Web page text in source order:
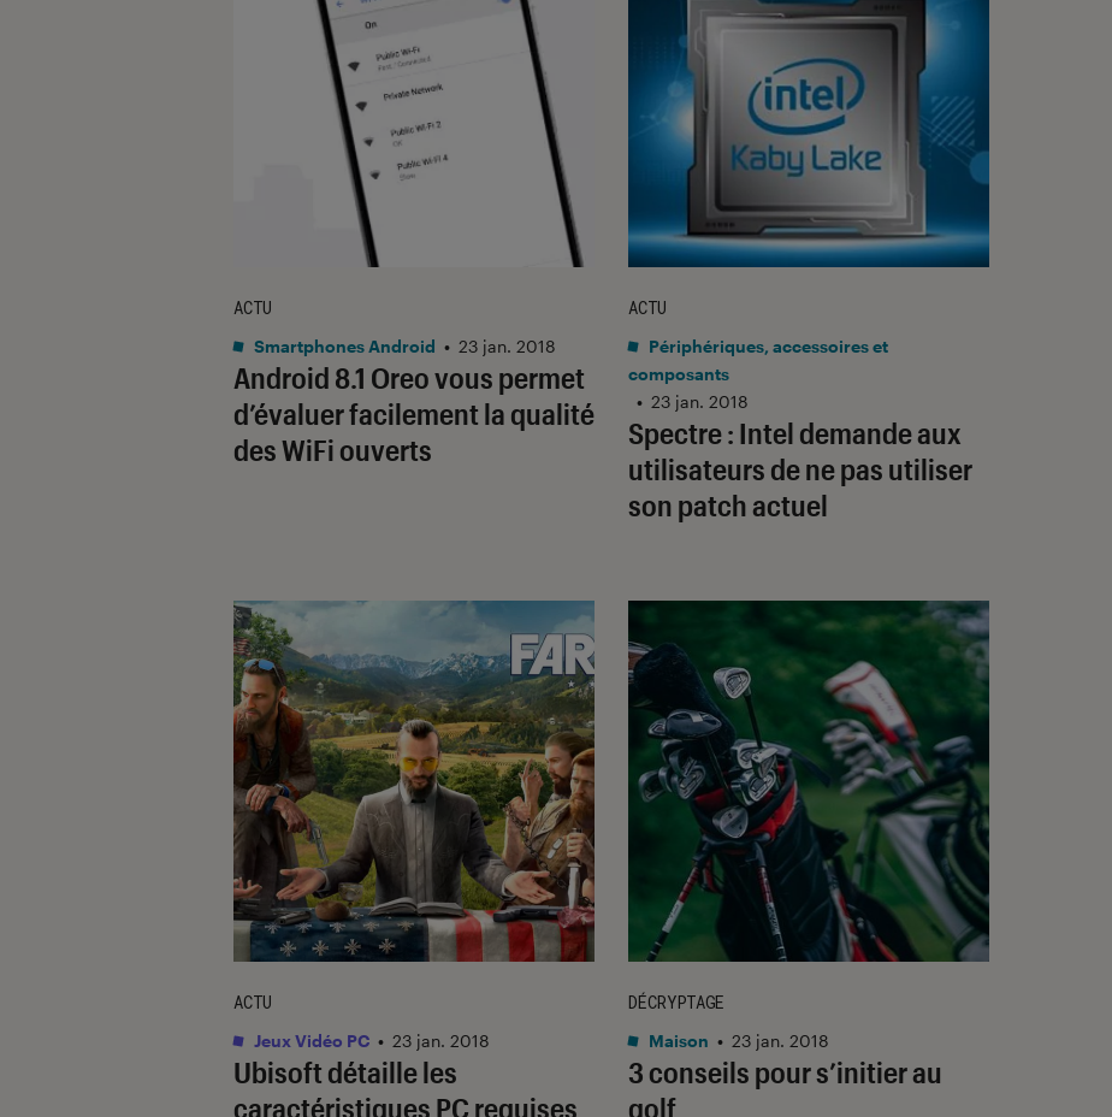
Android 8.1 Oreo vous permet
d’évaluer facilement la qualité
des WiFi ouverts
ACTU
Smartphones Android • 23 jan. 2018
Spectre : Intel demande aux
utilisateurs de ne pas utiliser
son patch actuel
ACTU
Périphériques, accessoires et
composants
• 23 jan. 2018
Ubisoft détaille les
caractéristiques PC requises
ACTU
Jeux Vidéo PC • 23 jan. 2018
3 conseils pour s’initier au
golf
DÉCRYPTAGE
Maison • 23 jan. 2018